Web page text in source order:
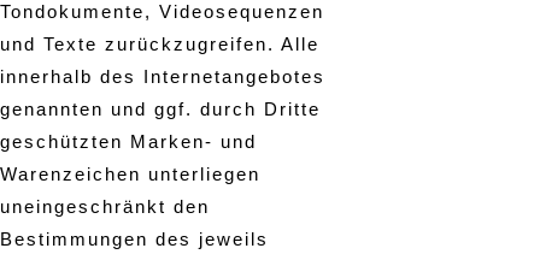
Tondokumente, Videosequenzen
und Texte zurückzugreifen. Alle
innerhalb des Internetangebotes
genannten und ggf. durch Dritte
geschützten Marken- und
Warenzeichen unterliegen
uneingeschränkt den
Bestimmungen des jeweils